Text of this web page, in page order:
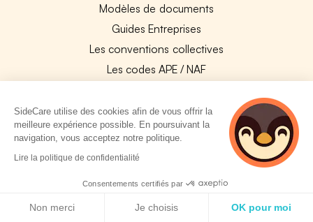
Modèles de documents
Guides Entreprises
Les conventions collectives
Les codes APE / NAF
Les assureurs partenaires
Le PMSS par année
Les OPCO
Tops assurances par secteur
SideCare utilise des cookies afin de vous offrir la
meilleure expérience possible. En poursuivant la
navigation, vous acceptez notre politique.
Lire la politique de confidentialité
Consentements certifiés par
Non merci Je choisis OK pour moi
2 personnes
consultent
actuellement cette